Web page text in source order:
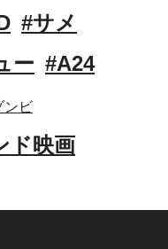
#サメ
ー #A24
ンビ
ド映画